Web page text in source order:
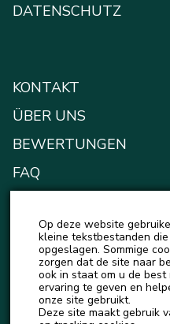
DATENSCHUTZ
KONTAKT
ÜBER UNS
BEWERTUNGEN
FAQ
NEUIGKEITEN
Op deze website
kleine tekstbestanden
opgeslagen. Sommige
zorgen dat de site naar
ook in staat om u de
ervaring te geven en
onze site gebruikt.
Deze site maakt gebruik